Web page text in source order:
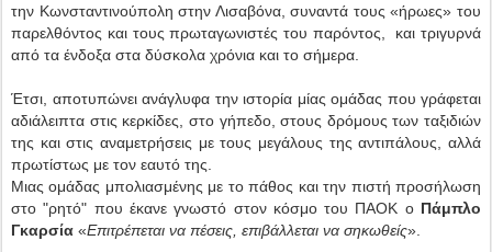
την Κωνσταντινούπολη στην Λισαβόνα, συναντά τους «ήρωες» του
παρελθόντος και τους πρωταγωνιστές του παρόντος, και τριγυρνά
από τα ένδοξα στα δύσκολα χρόνια και το σήμερα.
Έτσι, αποτυπώνει ανάγλυφα την ιστορία μίας ομάδας που γράφεται
αδιάλειπτα στις κερκίδες, στο γήπεδο, στους δρόμους των ταξιδιών
της και στις αναμετρήσεις με τους μεγάλους της αντιπάλους, αλλά
πρωτίστως με τον εαυτό της.
Μιας ομάδας μπολιασμένης με το πάθος και την πιστή προσήλωση
στο "ρητό" που έκανε γνωστό στον κόσμο του ΠΑΟΚ ο Πάμπλο
Γκαρσία «Επιτρέπεται να πέσεις, επιβάλλεται να σηκωθείς».